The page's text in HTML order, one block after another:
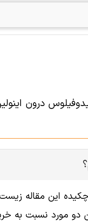
درون
2006405 رایگان است. ترجمه
مورد نسبت به